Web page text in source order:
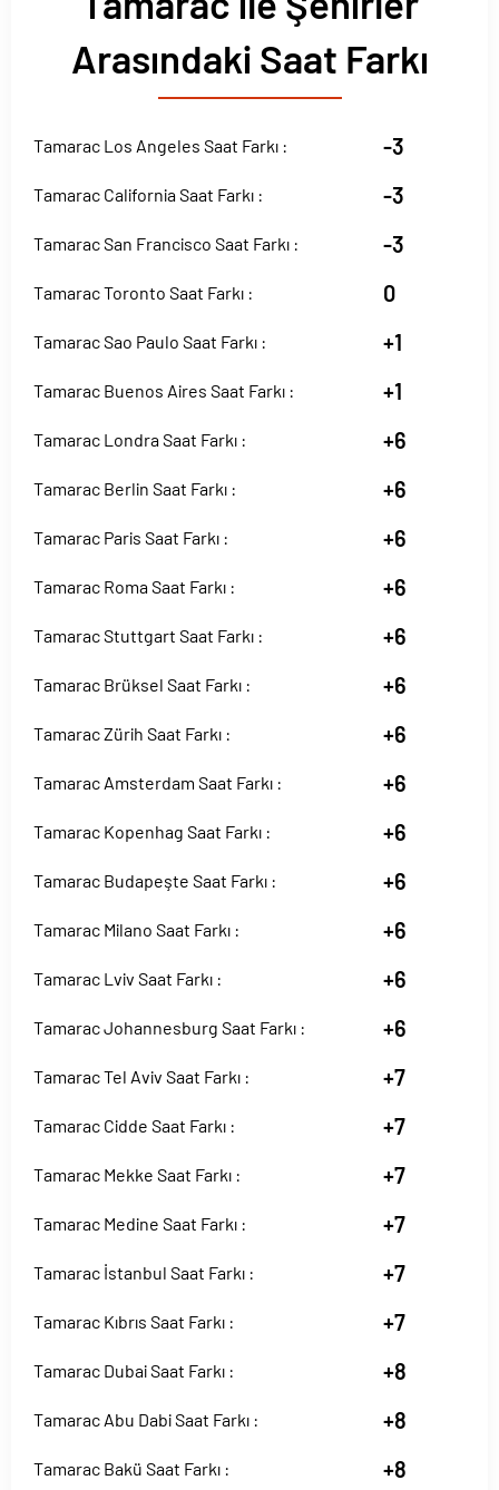
Arasındaki Saat Farkı
Tamarac Los Angeles Saat Farkı : -3
Tamarac California Saat Farkı : -3
Tamarac San Francisco Saat Farkı : -3
Tamarac Toronto Saat Farkı : 0
Tamarac Sao Paulo Saat Farkı : +1
Tamarac Buenos Aires Saat Farkı : +1
Tamarac Londra Saat Farkı : +6
Tamarac Berlin Saat Farkı : +6
Tamarac Paris Saat Farkı : +6
Tamarac Roma Saat Farkı : +6
Tamarac Stuttgart Saat Farkı : +6
Tamarac Brüksel Saat Farkı : +6
Tamarac Zürih Saat Farkı : +6
Tamarac Amsterdam Saat Farkı : +6
Tamarac Kopenhag Saat Farkı : +6
Tamarac Budapeşte Saat Farkı : +6
Tamarac Milano Saat Farkı : +6
Tamarac Lviv Saat Farkı : +6
Tamarac Johannesburg Saat Farkı : +6
Tamarac Tel Aviv Saat Farkı : +7
Tamarac Cidde Saat Farkı : +7
Tamarac Mekke Saat Farkı : +7
Tamarac Medine Saat Farkı : +7
Tamarac İstanbul Saat Farkı : +7
Tamarac Kıbrıs Saat Farkı : +7
Tamarac Dubai Saat Farkı : +8
Tamarac Abu Dabi Saat Farkı : +8
Tamarac Bakü Saat Farkı : +8